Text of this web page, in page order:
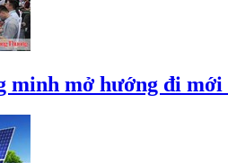
minh mở hướng đi